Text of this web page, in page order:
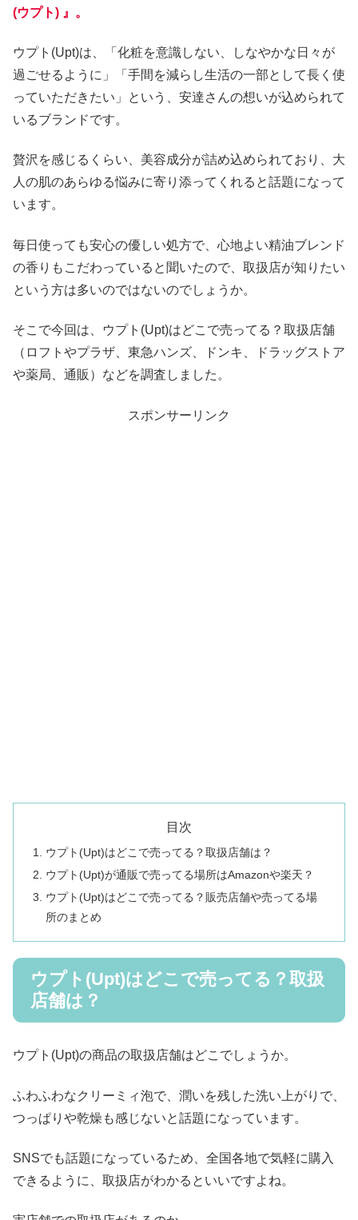
(ウプト) 』。
ウプト(Upt)は、「化粧を意識しない、しなやかな日々が
過ごせるように」「手間を減らし生活の一部として長く使
っていただきたい」という、安達さんの想いが込められて
いるブランドです。
贅沢を感じるくらい、美容成分が詰め込められており、大
人の肌のあらゆる悩みに寄り添ってくれると話題になって
います。
毎日使っても安心の優しい処方で、心地よい精油ブレンド
の香りもこだわっていると聞いたので、取扱店が知りたい
という方は多いのではないのでしょうか。
そこで今回は、ウプト(Upt)はどこで売ってる？取扱店舗
（ロフトやプラザ、東急ハンズ、ドンキ、ドラッグストア
や薬局、通販）などを調査しました。
スポンサーリンク
目次
ウプト(Upt)はどこで売ってる？取扱店舗は？
ウプト(Upt)が通販で売ってる場所はAmazonや楽天？
ウプト(Upt)はどこで売ってる？販売店舗や売ってる場
所のまとめ
ウプト(Upt)はどこで売ってる？取扱
店舗は？
ウプト(Upt)の商品の取扱店舗はどこでしょうか。
ふわふわなクリーミィ泡で、潤いを残した洗い上がりで、
つっぱりや乾燥も感じないと話題になっています。
SNSでも話題になっているため、全国各地で気軽に購入
できるように、取扱店がわかるといいですよね。